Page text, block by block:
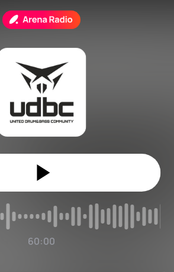
60:00